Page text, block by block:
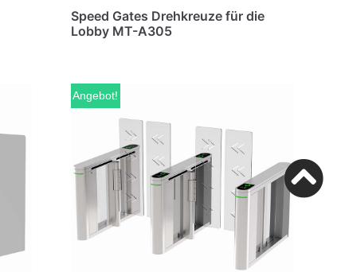
Speed Gates Drehkreuze für die
Lobby MT-A305
Angebot!